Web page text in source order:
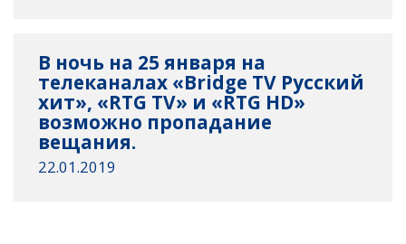
В ночь на 25 января на
телеканалах «Bridge TV Русский
хит», «RTG TV» и «RTG HD»
возможно пропадание
вещания.
22.01.2019